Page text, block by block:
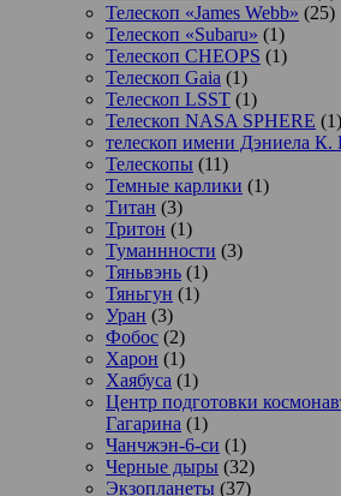
Телескоп «James Webb» (25)
Телескоп «Subaru» (1)
Телескоп CHEOPS (1)
Телескоп Gaia (1)
Телескоп LSST (1)
Телескоп NASA SPHERE (1)
телескоп имени Дэниела К.
Телескопы (11)
Темные карлики (1)
Титан (3)
Тритон (1)
Туманнности (3)
Тяньвэнь (1)
Тяньгун (1)
Уран (3)
Фобос (2)
Харон (1)
Хаябуса (1)
Центр подготовки
Гагарина (1)
Чанчжэн-6-си (1)
Черные дыры (32)
Экзопланеты (37)